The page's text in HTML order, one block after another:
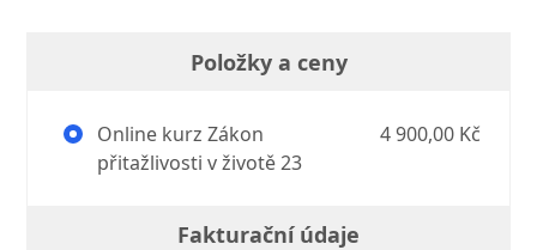
Položky a ceny
Online kurz Zákon
přitažlivosti v životě 23
4 900,00 Kč
Fakturační údaje